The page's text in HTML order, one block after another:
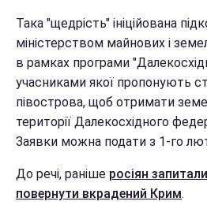
Така "щедрість" ініційована
міністерством майнових і
в рамках програми
учасниками якої пропонують
півострова, щоб отримати
території Далекосхідного
Заявки можна подати з 1-го
До речі, раніше росіян
повернути вкрадений Крим.